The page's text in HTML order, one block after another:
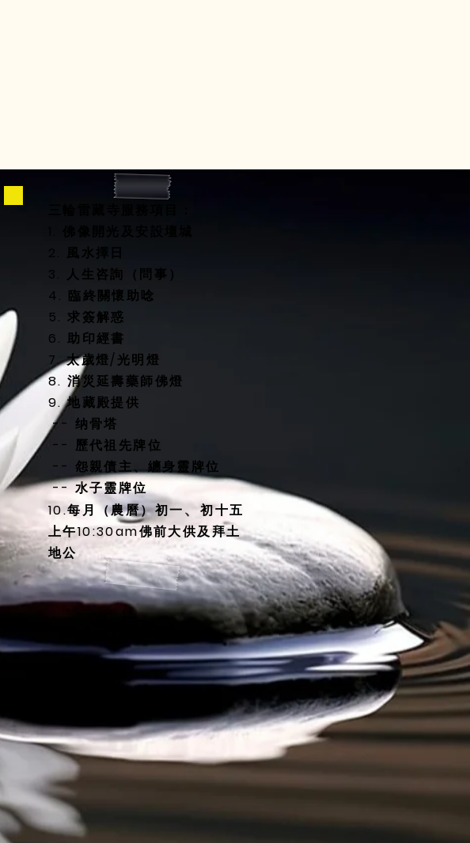
2. 風水擇日
3. 人生咨詢（問事）
4. 臨終關懷助唸
5. 求簽解惑
6. 助印經書
7. 太歲燈/光明燈
8. 消災延壽藥師佛燈
9. 地藏殿提供
-- 纳骨塔
-- 歷代祖先牌位
-- 怨親債主、纏身靈牌位
-- 水子靈牌位
10.每月（農曆）初一、初十五
上午10:30am佛前大供及拜土
地公